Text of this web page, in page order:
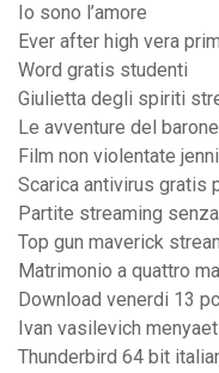
Io sono l’amore
Ever after high vera
Word gratis studenti
Giulietta degli spiriti
Le avventure del
Film non violentate
Scarica antivirus gratis
Partite streaming
Top gun maverick
Matrimonio a quattro
Download venerdi 13
Ivan vasilevich
Thunderbird 64 bit